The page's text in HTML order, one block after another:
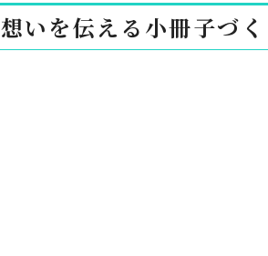
想いを伝える小冊子づく